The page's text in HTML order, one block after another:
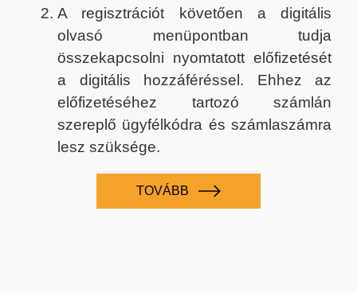
A regisztrációt követően a digitális
olvasó menüpontban tudja
összekapcsolni nyomtatott előfizetését
a digitális hozzáféréssel. Ehhez az
előfizetéséhez tartozó számlán
szereplő ügyfélkódra és számlaszámra
lesz szüksége.
TOVÁBB